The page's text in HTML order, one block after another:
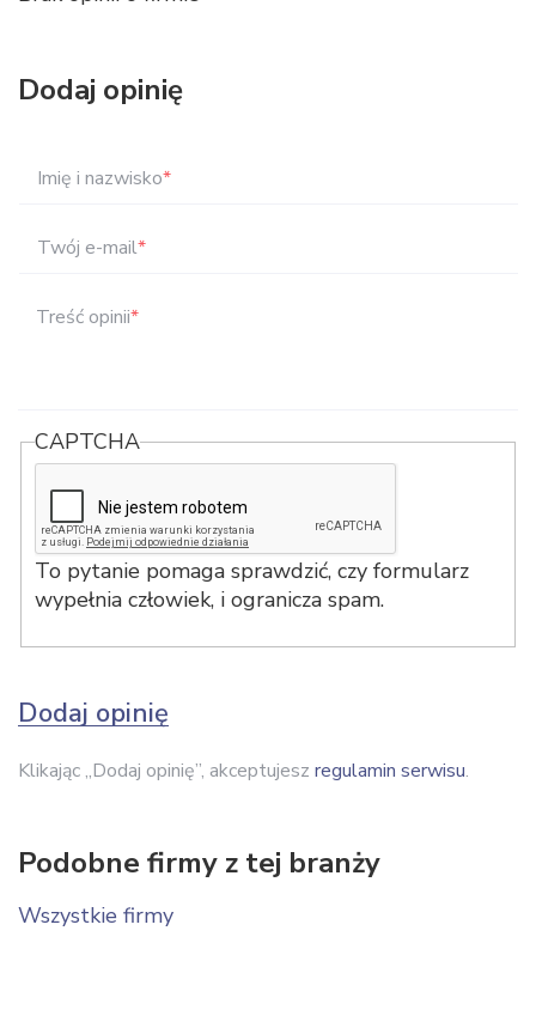
Dodaj opinię
Imię i nazwisko*
Twój e-mail*
Treść opinii*
CAPTCHA
To pytanie pomaga sprawdzić, czy formularz
wypełnia człowiek, i ogranicza spam.
Dodaj opinię
Klikając „Dodaj opinię”, akceptujesz regulamin serwisu.
Podobne firmy z tej branży
Wszystkie firmy